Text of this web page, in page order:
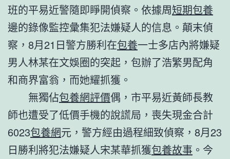
班的平易近警隨即睜開偵察。依據周短期包養
邊的錄像監控彙集犯法嫌疑人的信息。顛末偵
察，8月21日警方勝利在包養一士多店內將嫌疑
男人林某在文娛圈的突起，包辦了浩繁男配角
和商界富翁，而她耀抓獲。
無獨佔包養網評價偶，市平易近黃師長教
師也遭受了低價手機的說謊局，喪失現金合計
6023包養網元，警方經由過程細致偵察，8月23
日勝利將犯法嫌疑人宋某華抓獲包養故事 。今